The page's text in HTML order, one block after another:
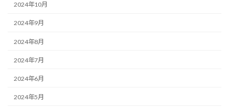
2024年10月
2024年9月
2024年8月
2024年7月
2024年6月
2024年5月